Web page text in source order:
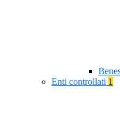
Enti controllati 1